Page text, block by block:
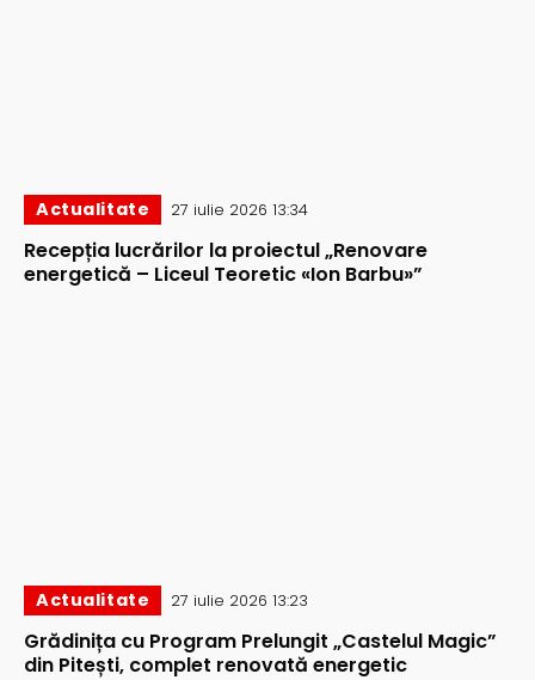
Actualitate 27 iulie 2026 13:34
Recepția lucrărilor la proiectul „Renovare
energetică – Liceul Teoretic «Ion Barbu»”
Actualitate 27 iulie 2026 13:23
Grădinița cu Program Prelungit „Castelul Magic”
din Pitești, complet renovată energetic